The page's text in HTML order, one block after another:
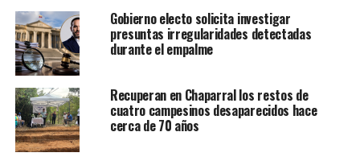
Gobierno electo solicita investigar
presuntas irregularidades detectadas
durante el empalme
Recuperan en Chaparral los restos de
cuatro campesinos desaparecidos hace
cerca de 70 años